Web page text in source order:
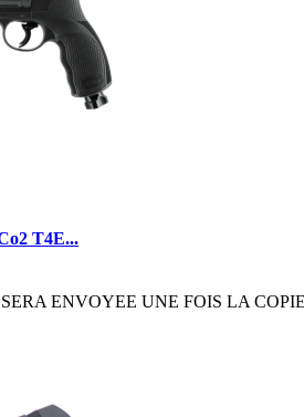
T4E...
ENVOYEE UNE FOIS LA